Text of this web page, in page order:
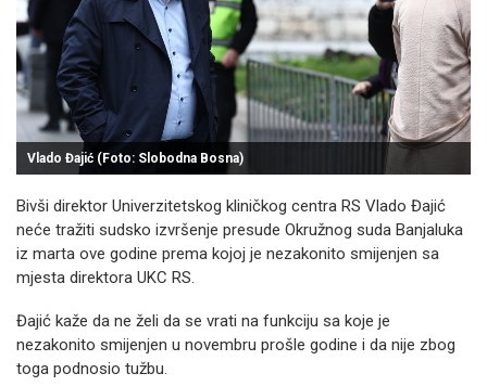
Vlado Đajić (Foto: Slobodna Bosna)
Bivši direktor Univerzitetskog kliničkog centra RS Vlado Đajić
neće tražiti sudsko izvršenje presude Okružnog suda Banjaluka
iz marta ove godine prema kojoj je nezakonito smijenjen sa
mjesta direktora UKC RS.
Đajić kaže da ne želi da se vrati na funkciju sa koje je
nezakonito smijenjen u novembru prošle godine i da nije zbog
toga podnosio tužbu.